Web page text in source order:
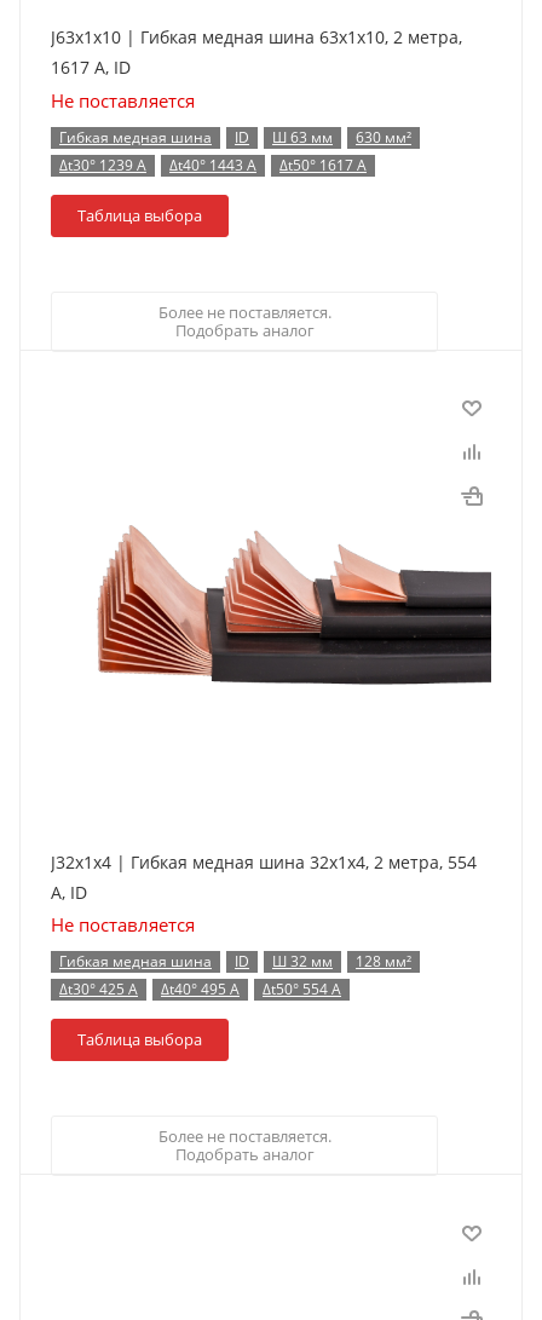
J63x1x10 | Гибкая медная шина 63x1x10, 2 метра,
1617 А, ID
Не поставляется
Гибкая медная шина ID Ш 63 мм
630 мм²
Δt30° 1239 А
Δt40° 1443 А Δt50° 1617 А
Таблица выбора
Более не поставляется.
Подобрать аналог
J32x1x4 | Гибкая медная шина 32x1x4, 2 метра, 554
А, ID
Не поставляется
Гибкая медная шина ID Ш 32 мм
128 мм²
Δt30° 425 А
Δt40° 495 А Δt50° 554 А
Таблица выбора
Более не поставляется.
Подобрать аналог